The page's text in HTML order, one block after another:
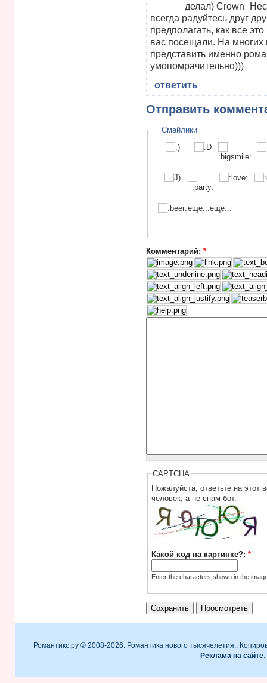
делал)
всегда радуйтесь друг
предполагать, как все
вас посещали. На
представить именно
умопомрачительно)))
ответить
Отправить
Смайлики
еще...еще...
Комментарий: *
CAPTCHA
Пожалуйста, ответьте на этот
человек, а не спам-бот.
Какой код на картинке?:*
Enter the characters shown in the
Романтикс.ру © 2008-2026. Романтика нового тысячелетия..
Реклама на сайте.